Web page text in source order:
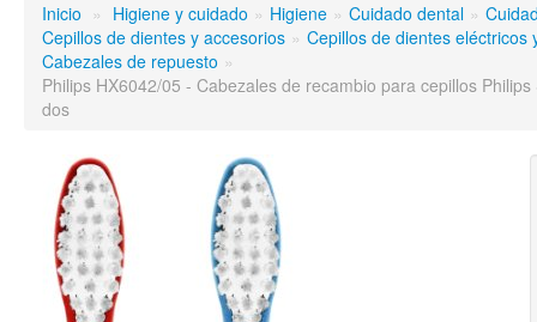
Inicio » Higiene y cuidado » Higiene » Cuidado dental »
Cepillos de dientes y accesorios » Cepillos de dientes eléctricos
Cabezales de repuesto »
Philips HX6042/05 - Cabezales de recambio para cepillos
dos